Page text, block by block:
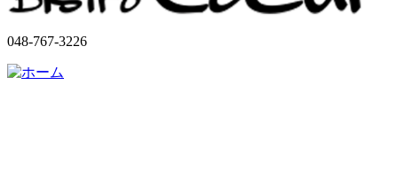
048-767-3226